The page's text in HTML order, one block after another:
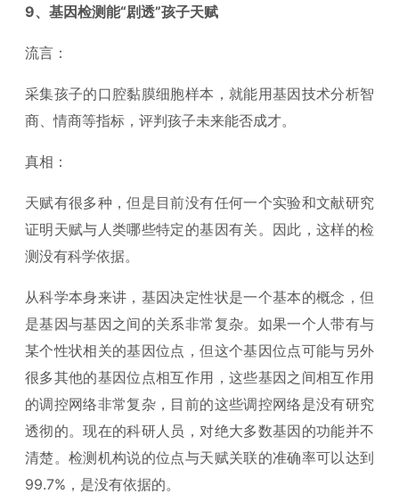
9、基因检测能“剧透”孩子天赋
流言：
采集孩子的口腔黏膜细胞样本，就能用基因技术分析智
商、情商等指标，评判孩子未来能否成才。
真相：
天赋有很多种，但是目前没有任何一个实验和文献研究
证明天赋与人类哪些特定的基因有关。因此，这样的检
测没有科学依据。
从科学本身来讲，基因决定性状是一个基本的概念，但
是基因与基因之间的关系非常复杂。如果一个人带有与
某个性状相关的基因位点，但这个基因位点可能与另外
很多其他的基因位点相互作用，这些基因之间相互作用
的调控网络非常复杂，目前的这些调控网络是没有研究
透彻的。现在的科研人员，对绝大多数基因的功能并不
清楚。检测机构说的位点与天赋关联的准确率可以达到
99.7%，是没有依据的。